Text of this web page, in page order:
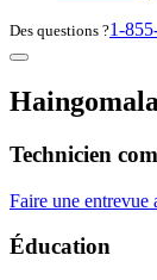
Des questions ?1-
Technicien
Faire une entrevue
Éducation